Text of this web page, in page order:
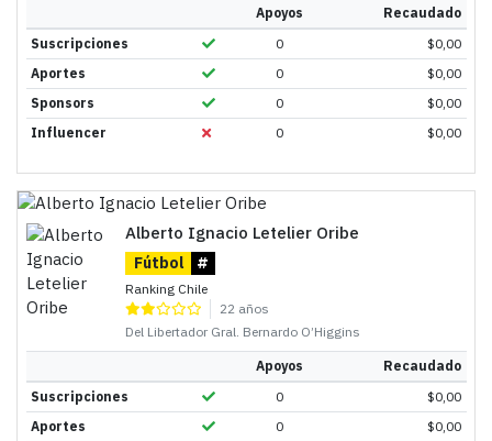
Apoyos
Recaudado
Suscripciones
0 $0,00
Aportes
0 $0,00
Sponsors
0 $0,00
Influencer
0 $0,00
Alberto Ignacio Letelier Oribe
Fútbol #
Ranking Chile
22 años
Del Libertador Gral. Bernardo O’Higgins
Apoyos
Recaudado
Suscripciones
0 $0,00
Aportes
0 $0,00